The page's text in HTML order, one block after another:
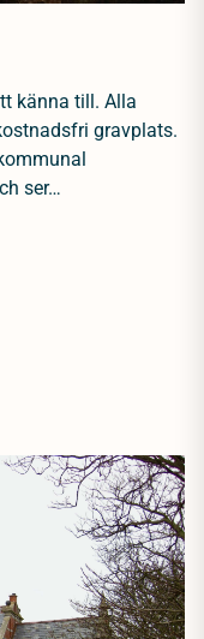
känna till. Alla
gravplats.
ser…